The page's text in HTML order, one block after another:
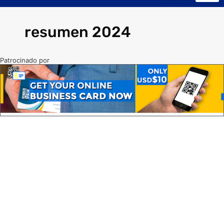
resumen 2024
Patrocinado por